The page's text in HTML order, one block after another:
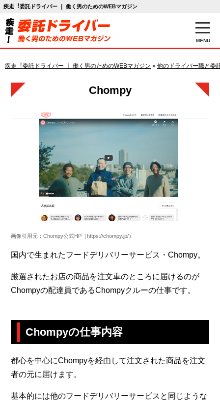
疾走︕委託ドライバー ｜ 働く男のためのWEBマガジン
MENU
疾走︕委託ドライバー ｜ 働く男のためのWEBマガジン » 他のドライバー職と委
Chompy
画像引用元：Chompy公式HP（https://chompy.jp/）
国内で生まれたフードデリバリーサービス・Chompy。
厳選されたお店の商品を注文車のところに届けるのが
Chompyの配達員であるChompyクルーの仕事です。
Chompyの仕事内容
都心を中心にChompyを経由して注文された商品を注文
者の元に届けます。
基本的には他のフードデリバリーサービスと同じような